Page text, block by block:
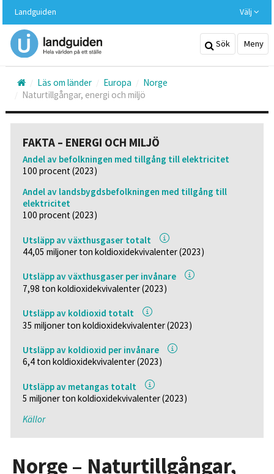
huvudinnehållet
Landguiden Välj
Sök Meny
Läs om länder Europa
Norge
Naturtillgångar, energi och miljö
FAKTA – ENERGI OCH MILJÖ
Andel av befolkningen med tillgång till elektricitet
100 procent (2023)
Andel av landsbygdsbefolkningen med tillgång till
elektricitet
100 procent (2023)
Utsläpp av växthusgaser totalt
44,05 miljoner ton koldioxidekvivalenter (2023)
Utsläpp av växthusgaser per invånare
7,98 ton koldioxidekvivalenter (2023)
Utsläpp av koldioxid totalt
35 miljoner ton koldioxidekvivalenter (2023)
Utsläpp av koldioxid per invånare
6,4 ton koldioxidekvivalenter (2023)
Utsläpp av metangas totalt
5 miljoner ton koldioxidekvivalenter (2023)
Källor
Norge – Naturtillgångar,